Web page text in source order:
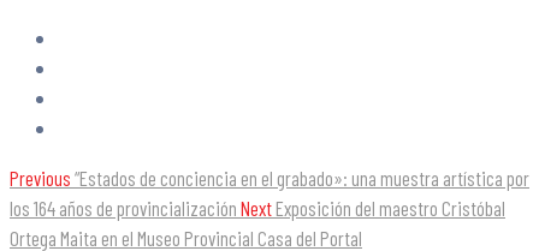
Previous “Estados de conciencia en el grabado»: una muestra artística por
los 164 años de provincialización Next Exposición del maestro Cristóbal
Ortega Maita en el Museo Provincial Casa del Portal